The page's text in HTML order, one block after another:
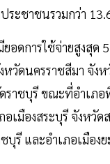
ระชาชนรวมกว่า
อดการใช้จ่ายสูงสุด
วัดนครราชสีมา จังห
ราชบุรี ขณะที่อำเภอ
อเมืองสระบุรี จังหวัด
บุรี และอำเภอเมือง